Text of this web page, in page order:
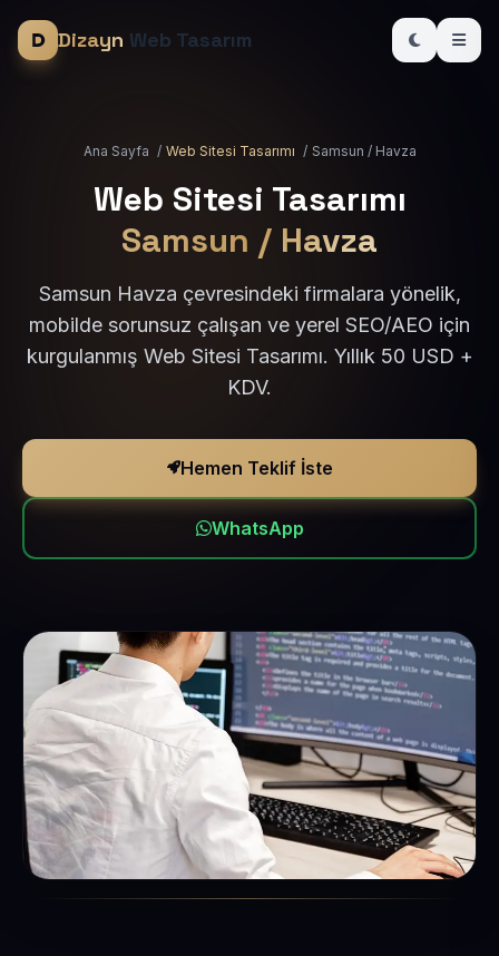
Dizayn Web Tasarım
Ana Sayfa / Web Sitesi Tasarımı / Samsun / Havza
Web Sitesi Tasarımı
Samsun / Havza
Samsun Havza çevresindeki firmalara yönelik,
mobilde sorunsuz çalışan ve yerel SEO/AEO için
kurgulanmış Web Sitesi Tasarımı. Yıllık 50 USD +
KDV.
Hemen Teklif İste
WhatsApp